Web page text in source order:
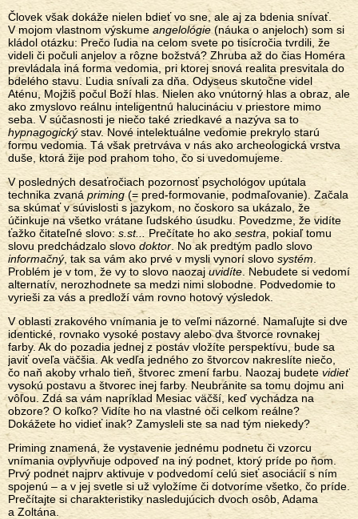
Človek však dokáže nielen bdieť vo sne, ale aj za bdenia snívať.
V mojom vlastnom výskume angelológie (náuka o anjeloch) som si
kládol otázku: Prečo ľudia na celom svete po tisícročia tvrdili, že
videli či počuli anjelov a rôzne božstvá? Zhruba až do čias Homéra
prevládala iná forma vedomia, pri ktorej snová realita presvitala do
bdelého stavu. Ľudia snívali za dňa. Odyseus skutočne videl
Aténu, Mojžiš počul Boží hlas. Nielen ako vnútorný hlas a obraz, ale
ako zmyslovo reálnu inteligentnú halucináciu v priestore mimo
seba. V súčasnosti je niečo také zriedkavé a nazýva sa to
hypnagogickýstav. Nové intelektuálne vedomie prekrylo starú
formu vedomia. Tá však pretrváva v nás ako archeologická vrstva
duše, ktorá žije pod prahom toho, čo si uvedomujeme.
V posledných desaťročiach pozornosť psychológov upútala
technika zvaná priming(= pred-formovanie, podmaľovanie). Začala
sa skúmať v súvislosti s jazykom, no čoskoro sa ukázalo, že
účinkuje na všetko vrátane ľudského úsudku. Povedzme, že vidíte
ťažko čitateľné slovo:s.st... Prečítate ho ako sestra , pokiaľ tomu
slovu predchádzalo slovo doktor . No ak predtým padlo slovo
informačný, tak sa vám ako prvé v mysli vynorí slovo systém
Problém je v tom, že vy to slovo naozajuvidíte. Nebudete si vedomí
alternatív, nerozhodnete sa medzi nimi slobodne. Podvedomie to
vyrieši za vás a predloží vám rovno hotový výsledok.
V oblasti zrakového vnímania je to veľmi názorné. Namaľujte si dve
identické, rovnako vysoké postavy alebo dva štvorce rovnakej
farby. Ak do pozadia jednej z postáv vložíte perspektívu, bude sa
javiť oveľa väčšia. Ak vedľa jedného zo štvorcov nakreslíte niečo,
čo naň akoby vrhalo tieň, štvorec zmení farbu. Naozaj budete vidieť
vysokú postavu a štvorec inej farby. Neubránite sa tomu dojmu ani
vôľou. Zdá sa vám napríklad Mesiac väčší, keď vychádza na
obzore? O koľko? Vidíte ho na vlastné oči celkom reálne?
Dokážete ho vidieť inak? Zamysleli ste sa nad tým niekedy?
Priming znamená, že vystavenie jednému podnetu či vzorcu
vnímania ovplyvňuje odpoveď na iný podnet, ktorý príde po ňom.
Prvý podnet najprv aktivuje v podvedomí celú sieť asociácií s ním
spojenú – a v jej svetle si už vyložíme či dotvoríme všetko, čo príde.
Prečítajte si charakteristiky nasledujúcich dvoch osôb, Adama
a Zoltána.